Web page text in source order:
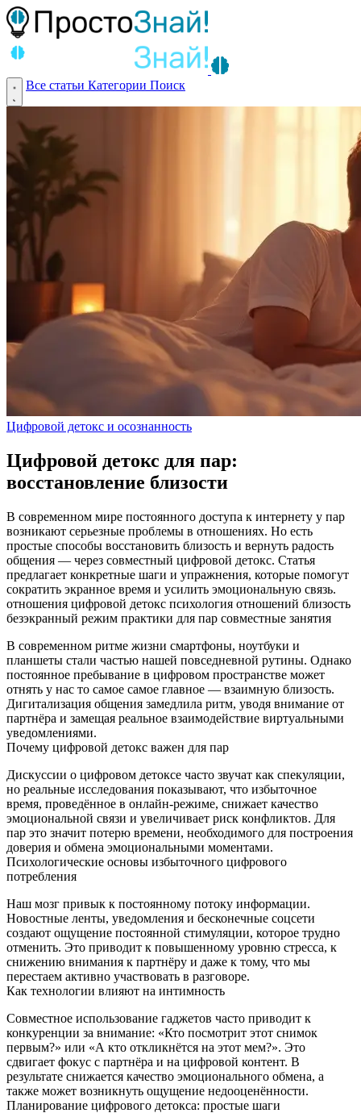
Все статьи Категории Поиск
Цифровой детокс и осознанность
Цифровой детокс для пар:
восстановление близости
В современном мире постоянного доступа к интернету у пар
возникают серьезные проблемы в отношениях. Но есть
простые способы восстановить близость и вернуть радость
общения — через совместный цифровой детокс. Статья
предлагает конкретные шаги и упражнения, которые помогут
сократить экранное время и усилить эмоциональную связь.
отношения цифровой детокс психология отношений близость
безэкранный режим практики для пар совместные занятия
В современном ритме жизни смартфоны, ноутбуки и
планшеты стали частью нашей повседневной рутины. Однако
постоянное пребывание в цифровом пространстве может
отнять у нас то самое самое главное — взаимную близость.
Дигитализация общения замедлила ритм, уводя внимание от
партнёра и замещая реальное взаимодействие виртуальными
уведомлениями.
Почему цифровой детокс важен для пар
Дискуссии о цифровом детоксе часто звучат как спекуляции,
но реальные исследования показывают, что избыточное
время, проведённое в онлайн‑режиме, снижает качество
эмоциональной связи и увеличивает риск конфликтов. Для
пар это значит потерю времени, необходимого для построения
доверия и обмена эмоциональными моментами.
Психологические основы избыточного цифрового
потребления
Наш мозг привык к постоянному потоку информации.
Новостные ленты, уведомления и бесконечные соцсети
создают ощущение постоянной стимуляции, которое трудно
отменить. Это приводит к повышенному уровню стресса, к
снижению внимания к партнёру и даже к тому, что мы
перестаем активно участвовать в разговоре.
Как технологии влияют на интимность
Совместное использование гаджетов часто приводит к
конкуренции за внимание: «Кто посмотрит этот снимок
первым?» или «А кто откликнётся на этот мем?». Это
сдвигает фокус с партнёра и на цифровой контент. В
результате снижается качество эмоционального обмена, а
также может возникнуть ощущение недооценённости.
Планирование цифрового детокса: простые шаги